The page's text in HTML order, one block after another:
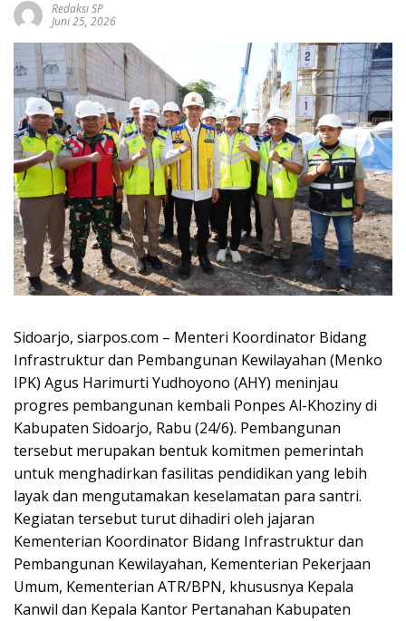
Redaksi SP
Juni 25, 2026
Sidoarjo, siarpos.com – Menteri Koordinator Bidang
Infrastruktur dan Pembangunan Kewilayahan (Menko
IPK) Agus Harimurti Yudhoyono (AHY) meninjau
progres pembangunan kembali Ponpes Al-Khoziny di
Kabupaten Sidoarjo, Rabu (24/6). Pembangunan
tersebut merupakan bentuk komitmen pemerintah
untuk menghadirkan fasilitas pendidikan yang lebih
layak dan mengutamakan keselamatan para santri.
Kegiatan tersebut turut dihadiri oleh jajaran
Kementerian Koordinator Bidang Infrastruktur dan
Pembangunan Kewilayahan, Kementerian Pekerjaan
Umum, Kementerian ATR/BPN, khususnya Kepala
Kanwil dan Kepala Kantor Pertanahan Kabupaten